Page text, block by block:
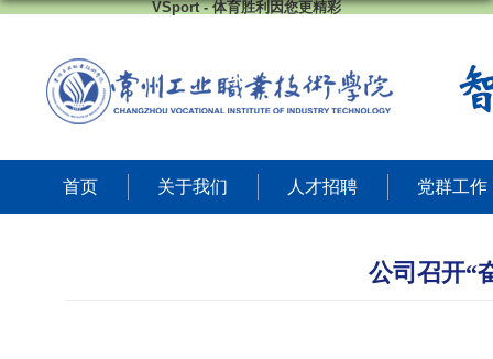
VSport - 体育胜利因您更精彩
首页 关于我们 人才招聘 党群工作
公司召开“